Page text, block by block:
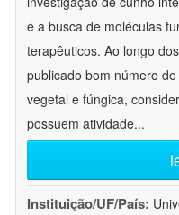
é a busca de moléculas
terapêuticos. Ao longo
publicado bom número
vegetal e fúngica,
possuem atividade...
Instituição/UF/País: